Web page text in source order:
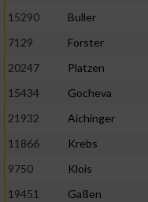
15290
Buller
7129
Forster
20247
Platzen
15434
Gocheva
21932
Aichinger
11866
Krebs
9750
Klois
19451
Gaßen